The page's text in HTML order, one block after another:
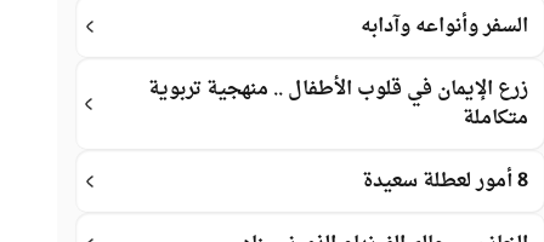
السفر وأنواعه وآدابه
زرع الإيمان في قلوب الأطفال .. منهجية تربوية
متكاملة
8 أمور لعطلة سعيدة